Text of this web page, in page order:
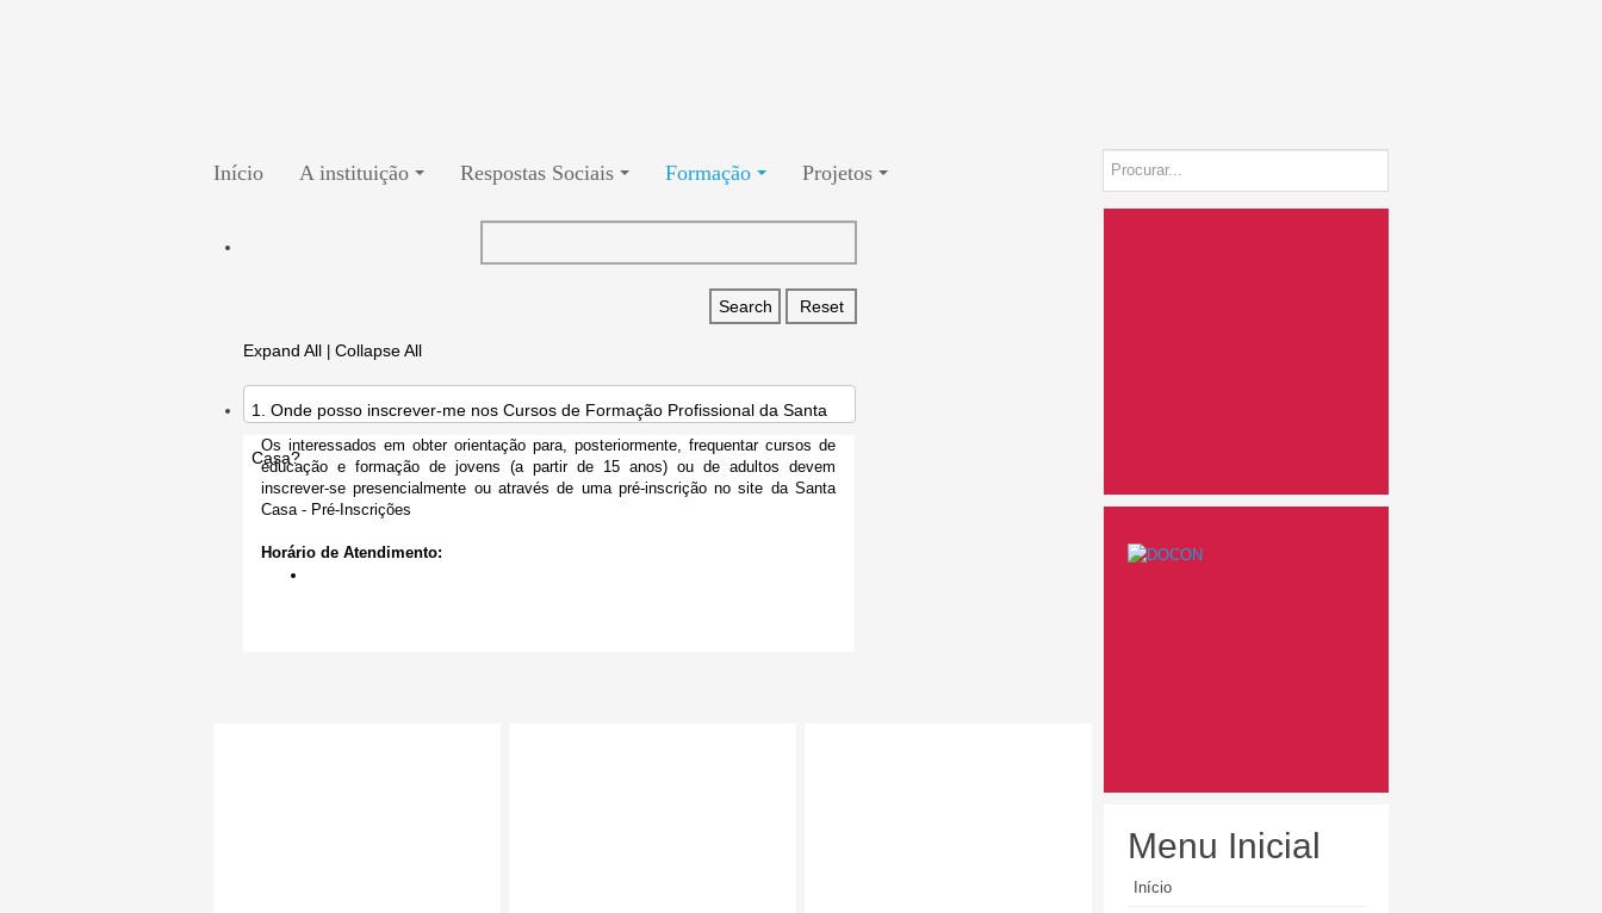
Início A instituição Respostas Sociais Formação Projetos
Expand All Collapse All
1. Onde posso inscrever-me nos Cursos de Formação Profissional da Santa
Casa?
Os interessados em obter orientação para, posteriormente, frequentar cursos de
educação e formação de jovens (a partir de 15 anos) ou de adultos devem
inscrever-se presencialmente ou através de uma pré-inscrição no site da Santa
Casa - Pré-Inscrições
Horário de Atendimento:
Menu Inicial
Início